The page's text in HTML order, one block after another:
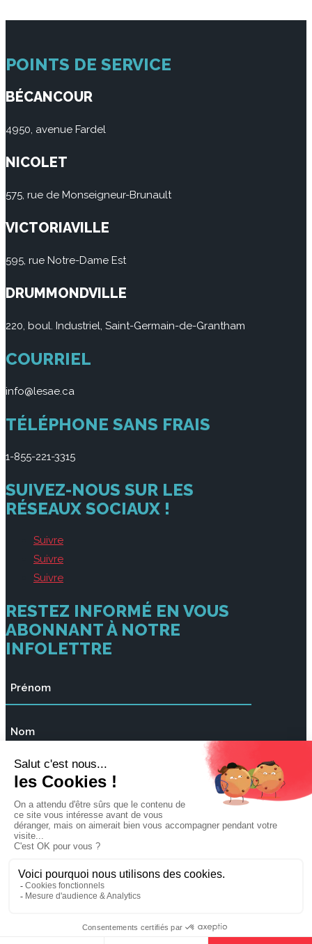
POINTS DE SERVICE
BÉCANCOUR
4950, avenue Fardel
NICOLET
575, rue de Monseigneur-Brunault
VICTORIAVILLE
595, rue Notre-Dame Est
DRUMMONDVILLE
220, boul. Industriel, Saint-Germain-de-Grantham
COURRIEL
info@lesae.ca
TÉLÉPHONE SANS FRAIS
1-855-221-3315
SUIVEZ-NOUS SUR LES
RÉSEAUX SOCIAUX !
Suivre
Suivre
Suivre
RESTEZ INFORMÉ EN VOUS
ABONNANT À NOTRE
INFOLETTRE
Tous droits réservés © Le_SAE Centre du Québec